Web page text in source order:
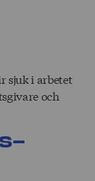
sjuk i arbetet
och